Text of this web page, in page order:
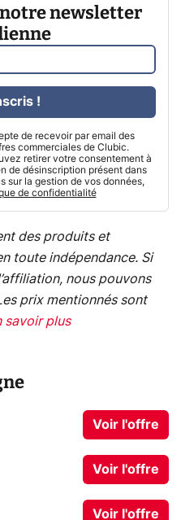
newsletter
de recevoir par email des
commerciales de Clubic.
retirer votre consentement à
de désinscription présent dans
sur la gestion de vos données,
de confidentialité
!
des produits et
toute indépendance. Si
nous pouvons
prix mentionnés sont
savoir plus
Voir l'offre
Voir l'offre
Voir l'offre